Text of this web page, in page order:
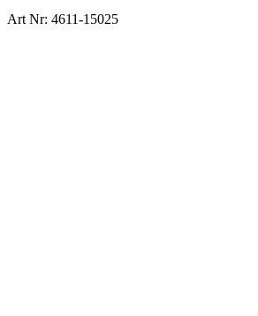
Art Nr: 4611-15025